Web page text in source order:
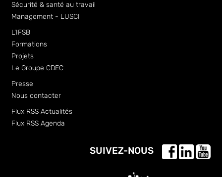
Sécurité & santé au travail
Management - LUSCI
L’IFSB
Formations
Projets
Le Groupe CDEC
Presse
Nous contacter
Flux RSS Actualités
Flux RSS Agenda
SUIVEZ-NOUS